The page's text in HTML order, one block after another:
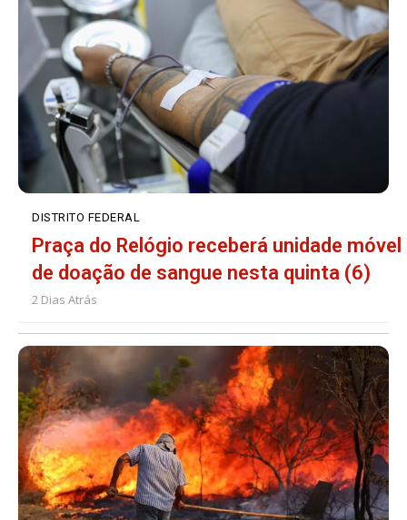
DISTRITO FEDERAL
Praça do Relógio receberá unidade móvel
de doação de sangue nesta quinta (6)
2 Dias Atrás